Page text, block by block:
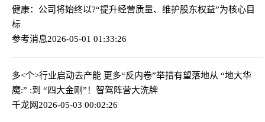
健康：公司将始终以?“提升经营质量、维护股东权益”为核心目
标
参考消息2026-05-01 01:33:26
多<个>行业启动去产能 更多“反内卷”举措有望落地从 “地大华
魔:” :到 “四大金刚”！智驾阵营大洗牌
千龙网2026-05-03 00:02:26